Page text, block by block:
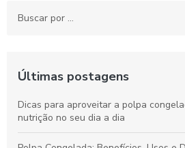
Últimas postagens
Dicas para aproveitar a polpa
nutrição no seu dia a dia